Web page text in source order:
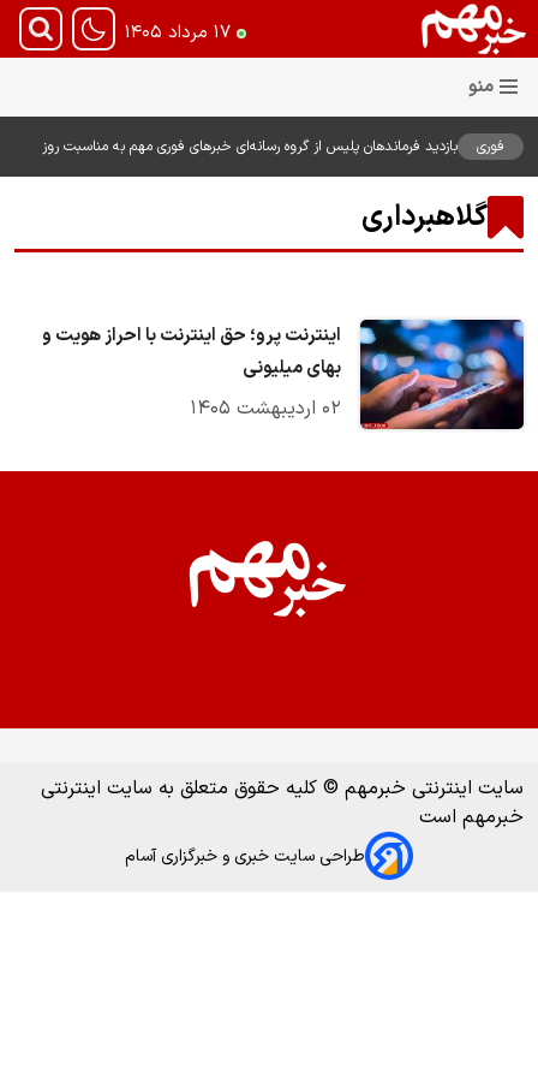
۱۷ مرداد ۱۴۰۵
فوری
بازدید فرماندهان پلیس از گروه رسانه‌ای خبرهای فوری مهم به مناسبت روز
گلاهبرداری
اینترنت پرو؛ حق اینترنت با احراز هویت و
بهای میلیونى
۰۲ اردیبهشت ۱۴۰۵
سایت اینترنتی خبرمهم © کلیه حقوق متعلق به سایت اینترنتی
خبرمهم است
طراحی سایت خبری و خبرگزاری آسام